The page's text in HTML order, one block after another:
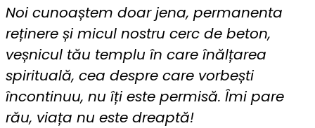
Noi cunoaștem doar jena, permanenta
reținere și micul nostru cerc de beton,
veșnicul tău templu în care înălțarea
spirituală, cea despre care vorbești
încontinuu, nu îți este permisă. Îmi pare
rău, viața nu este dreaptă!